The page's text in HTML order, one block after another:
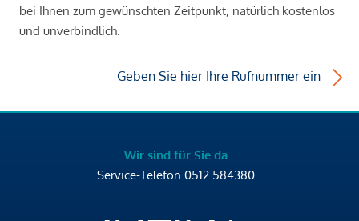
bei Ihnen zum gewünschten Zeitpunkt, natürlich kostenlos
und unverbindlich.
Geben Sie hier Ihre Rufnummer ein
Wir sind für Sie da
Service-Telefon 0512 584380